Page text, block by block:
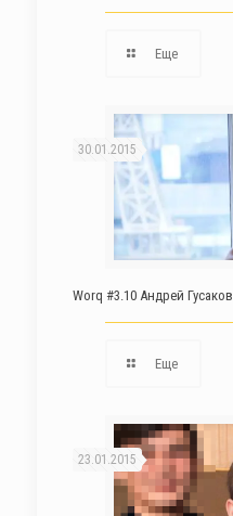
Еще
30.01.2015
Worq #3.10 Андрей Гусаков
Еще
23.01.2015